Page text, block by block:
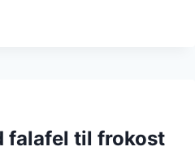
falafel til frokost